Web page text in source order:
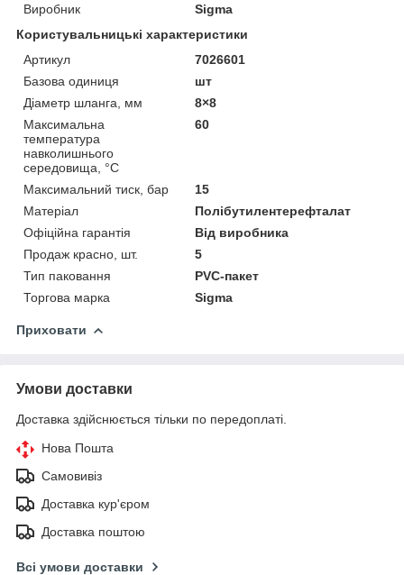
Виробник
Sigma
Користувальницькі характеристики
Артикул
7026601
Базова одиниця
шт
Діаметр шланга, мм
8×8
Максимальна
температура
навколишнього
середовища, °C
60
Максимальний тиск, бар
15
Матеріал
Полібутилентерефталат
Офіційна гарантія
Від виробника
Продаж красно, шт.
5
Тип паковання
PVC-пакет
Торгова марка
Sigma
Приховати
Умови доставки
Доставка здійснюється тільки по передоплаті.
Нова Пошта
Самовивіз
Доставка кур'єром
Доставка поштою
Всі умови доставки